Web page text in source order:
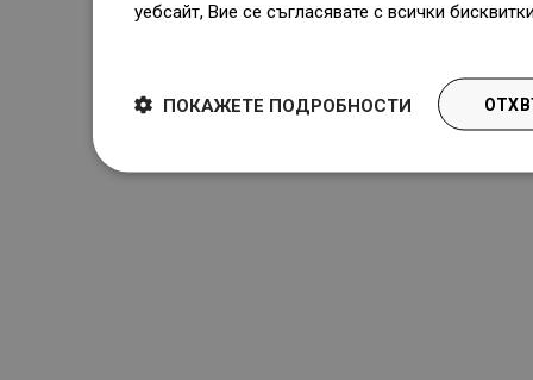
уебсайт, Вие се съгласявате с всички
ПОКАЖЕТЕ ПОДРОБНОСТИ